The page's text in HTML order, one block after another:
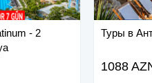
- 2
Туры в
1088